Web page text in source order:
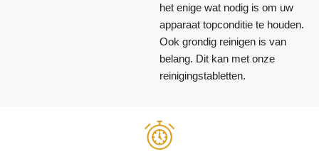
het enige wat nodig is om uw
apparaat topconditie te houden.
Ook grondig reinigen is van
belang. Dit kan met onze
reinigingstabletten.